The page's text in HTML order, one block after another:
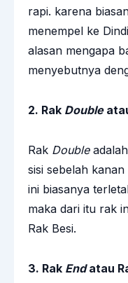
rapi. karena
menempel ke
alasan mengapa
menyebutnya
2. Rak Double
Rak Double
sisi sebelah
ini biasanya
maka dari itu rak
Rak Besi.
3. Rak Endatau